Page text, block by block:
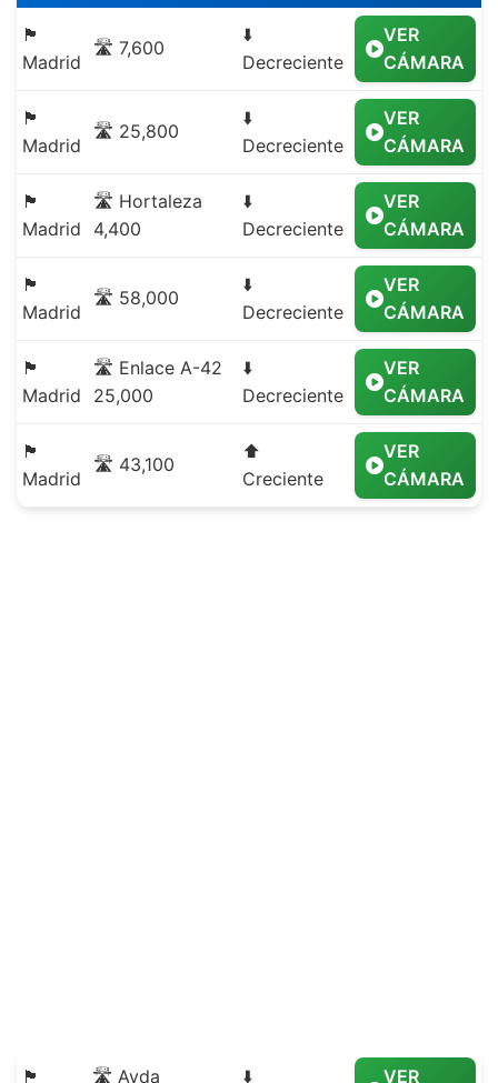
🏴
Madrid
🛣️ 7,600
⬇️
Decreciente
VER
CÁMARA
🏴
Madrid
🛣️ 25,800
⬇️
Decreciente
VER
CÁMARA
🏴
Madrid
🛣️ Hortaleza
4,400
⬇️
Decreciente
VER
CÁMARA
🏴
Madrid
🛣️ 58,000
⬇️
Decreciente
VER
CÁMARA
🏴
Madrid
🛣️ Enlace A-42
25,000
⬇️
Decreciente
VER
CÁMARA
🏴
Madrid
🛣️ 43,100
⬆️
Creciente
VER
CÁMARA
🏴 🛣️ Avda ⬇️ VER